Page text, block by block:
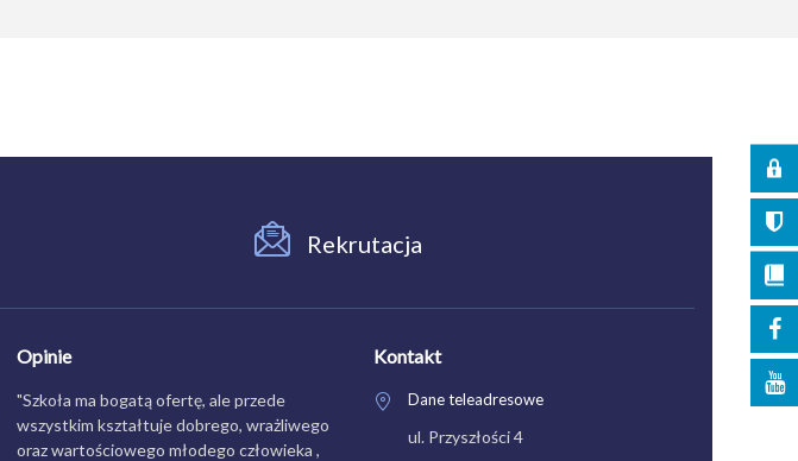
Rekrutacja
Opinie
"Szkoła ma bogatą ofertę, ale przede
wszystkim kształtuje dobrego, wrażliwego
oraz wartościowego młodego człowieka ,
Kontakt
Dane teleadresowe
ul. Przyszłości 4